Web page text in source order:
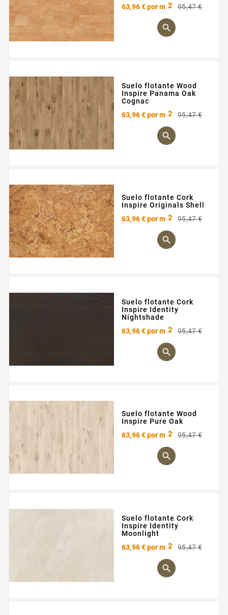
63,96 €por m 2 95,47 €

Suelo flotante Wood
Inspire Panama Oak
Cognac
63,96 €por m 2 95,47 €

Suelo flotante Cork
Inspire Originals Shell
63,96 €por m 2 95,47 €

Suelo flotante Cork
Inspire Identity
Nightshade
63,96 €por m 2 95,47 €

Suelo flotante Wood
Inspire Pure Oak
63,96 €por m 2 95,47 €

Suelo flotante Cork
Inspire Identity
Moonlight
63,96 €por m 2 95,47 €
